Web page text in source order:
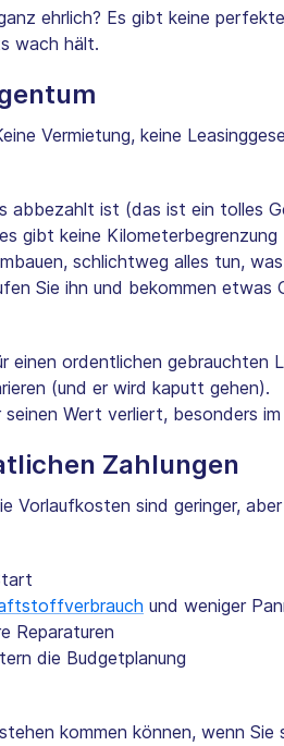
ehrlich? Es gibt keine
wach hält.
Vermietung, keine
abbezahlt ist (das ist ein tolles
gibt keine Kilometerbegrenzung
schlichtweg alles tun,
Sie ihn und bekommen etwas
ordentlichen gebrauchten
(und er wird kaputt gehen).
Wert verliert, besonders
Zahlungen
Vorlaufkosten sind geringer,
und weniger
Reparaturen
die Budgetplanung
kommen können, wenn Sie